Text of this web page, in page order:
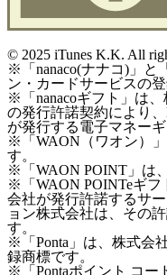
© 2025 iTunes K.K. All
※「nanaco(ナナコ)」と
ン・カードサービスの登
※「nanacoギフト」は
の発行許諾契約により
が発行する電子マネー
※「WAON（ワオン）
す。
※「WAON POINT」は
※「WAON POINTeギ
会社が発行許諾するサ
ョン株式会社は、その
す。
※「Ponta」は、株式会
録商標です。
※「Pontaポイント コー